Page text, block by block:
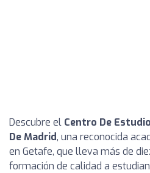
Descubre el Centro De
De Madrid, una reconocida
en Getafe, que lleva más de
formación de calidad a